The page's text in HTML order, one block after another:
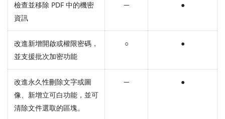
檢查並移除 PDF 中的機密
資訊
─ ●
改進新增開啟或權限密碼，
並支援批次加密功能
○ ●
改進永久性刪除文字或圖
像、新增立可白功能，並可
清除文件選取的區塊。
─ ●